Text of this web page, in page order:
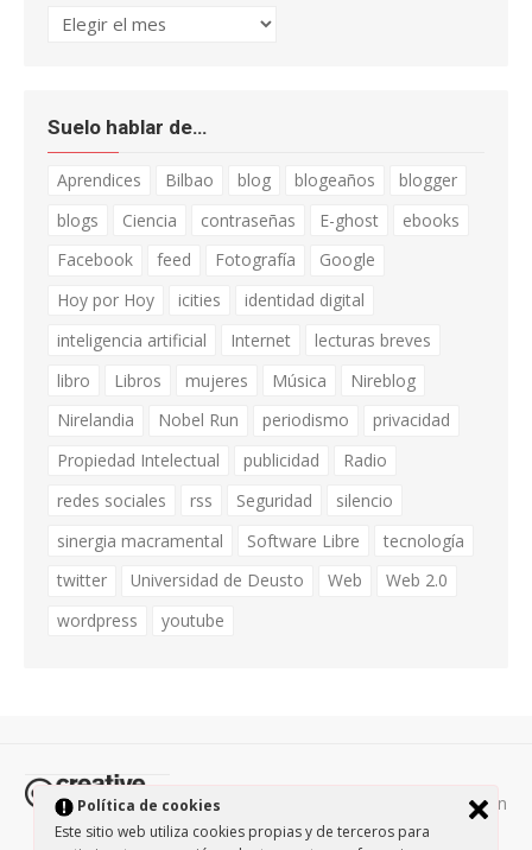
Política de cookies
Este sitio web utiliza cookies propias y de terceros para
Archivo
Suelo hablar de…
Aprendices Bilbao blog blogeaños
blogger
blogs
Ciencia contraseñas E-ghost
ebooks
Facebook
feed Fotografía
Google
Hoy por Hoy
icities
identidad digital
inteligencia artificial
Internet
lecturas breves
libro
Libros mujeres Música
Nireblog
Nirelandia
Nobel Run periodismo
privacidad
Propiedad Intelectual
publicidad
Radio
redes sociales
rss Seguridad
silencio
sinergia macramental
Software Libre
tecnología
twitter
Universidad de Deusto Web
Web 2.0
wordpress
youtube
Todos los contenidos de esta página están
protegidos por la licencia Creative Commons Attribution-